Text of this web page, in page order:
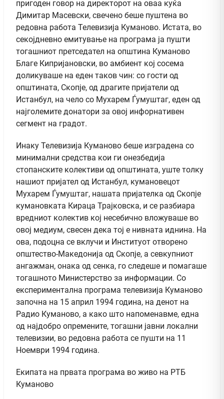
пригоден говор на директорот на оваа куќа
Димитар Масевски, свечено беше пуштена во
редовна работа Телевизија Куманово. Истата, во
секојдневно емитување на програма ја пушти
тогашниот претседател на општина Куманово
Благе Кипријановски, во амбиент кој сосема
доликуваше на еден таков чин: со гости од
општината, Скопје, од драгите пријатели од
Истанбул, на чело со Мухарем Ѓумуштаг, еден од
најголемите донатори за овој инфорнативен
сегмент на градот.
Инаку Телевизија Куманово беше изградена со
минимални средства кои ги онезбедија
стопанските колективи од општината, уште толку
нашиот пријател од Истанбул, кумановецот
Мухарем Ѓумуштаг, нашата пријателка од Скопје
кумановката Кираца Трајковска, и се разбиара
вредниот колектив кој несебично вложуваше во
овој медиум, свесен дека тој е нивната иднина. На
ова, подоцна се вклучи и Институот отворено
општество-Македонија од Скопје, а севкупниот
ангажман, онака од сенка, го следеше и помагаше
тогашното Министерство за информации. Со
експериментална програма телевизија Куманово
започна на 15 април 1994 година, на денот на
Радио Куманово, а како што напоменавме, една
од најдобро опремените, тогашни јавни локални
телевизии, во редовна работа се пушти на 11
Ноември 1994 година.
Екипата на првата програма во живо на РТБ
Куманово